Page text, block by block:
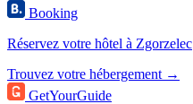
Booking
Réservez votre hôtel à Zgorzelec
Trouvez votre hébergement →
GetYourGuide